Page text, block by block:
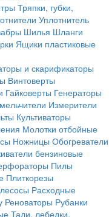
Тряпки, губки,
Уплотнитель
Шилья Шланги
Ящики пластиковые
и скарификаторы
Винтоверты
Гайковерты Генераторы
Измерители
Культиваторы
Молотки отбойные
Ножницы Обогреватели
бензиновые
Пилы
Плиткорезы
Расходные
Реноваторы Рубанки
Тали, лебедки,